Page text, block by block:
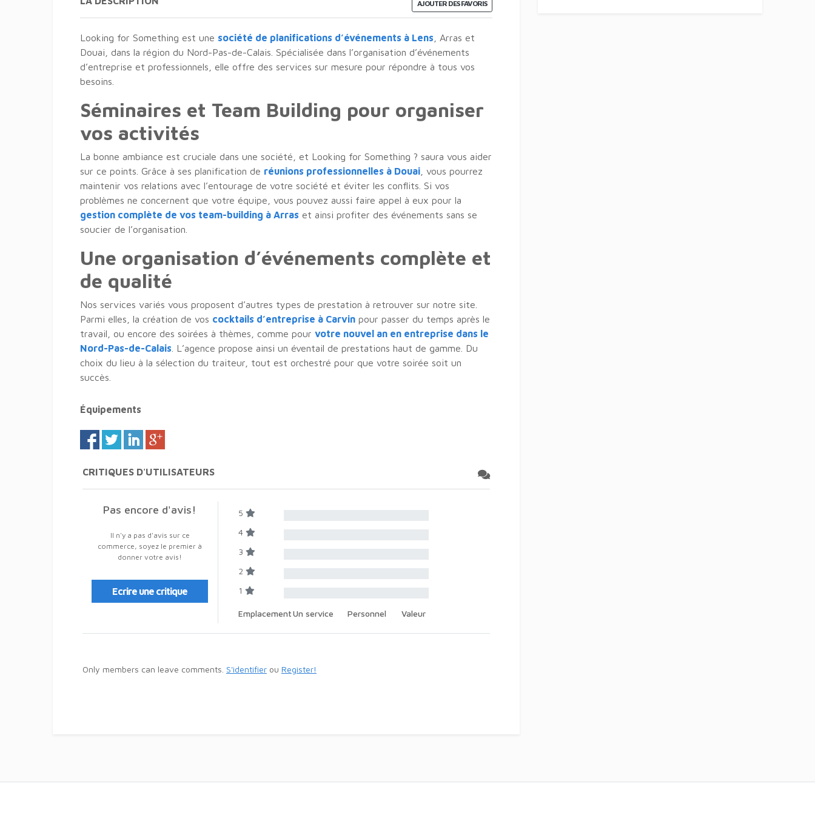
AJOUTER DES FAVORIS
Looking for Something est une société de planifications d’événements à Lens , Arras et
Douai, dans la région du Nord-Pas-de-Calais. Spécialisée dans l’organisation d’événements
d’entreprise et professionnels, elle offre des services sur mesure pour répondre à tous vos
besoins.
Séminaires et Team Building pour organiser
vos activités
La bonne ambiance est cruciale dans une société, et Looking for Something ? saura vous aider
sur ce points. Grâce à ses planification de réunions professionnelles à Douai , vous pourrez
maintenir vos relations avec l’entourage de votre société et éviter les conflits. Si vos
problèmes ne concernent que votre équipe, vous pouvez aussi faire appel à eux pour la
gestion complète de vos team-building à Arras et ainsi profiter des événements sans se
soucier de l’organisation.
Une organisation d’événements complète et
de qualité
Nos services variés vous proposent d’autres types de prestation à retrouver sur notre site.
Parmi elles, la création de vos cocktails d’entreprise à Carvin pour passer du temps après le
travail, ou encore des soirées à thèmes, comme pour votre nouvel an en entreprise dans le
Nord-Pas-de-Calais . L’agence propose ainsi un éventail de prestations haut de gamme. Du
choix du lieu à la sélection du traiteur, tout est orchestré pour que votre soirée soit un
succès.
Équipements
CRITIQUES D'UTILISATEURS
Pas encore d'avis!
Il n'y a pas d'avis sur ce
commerce, soyez le premier à
donner votre avis!
Ecrire une critique
5
4
3
2
1
EmplacementUn service Personnel Valeur
Only members can leave comments. S'identifier ou Register!